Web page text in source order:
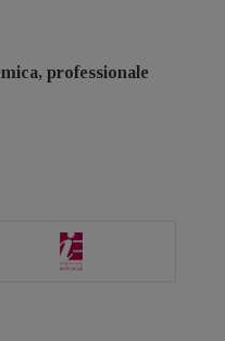
professionale